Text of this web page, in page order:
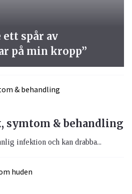
spår av
på min kropp”
symtom & behandling
infektion och kan drabba...